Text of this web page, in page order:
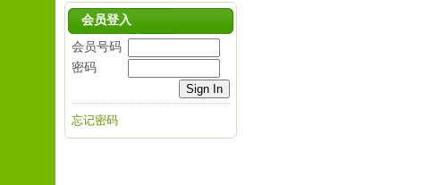
会员登入
会员号码
密码
忘记密码